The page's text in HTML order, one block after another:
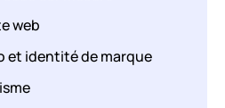
web
et identité de marque